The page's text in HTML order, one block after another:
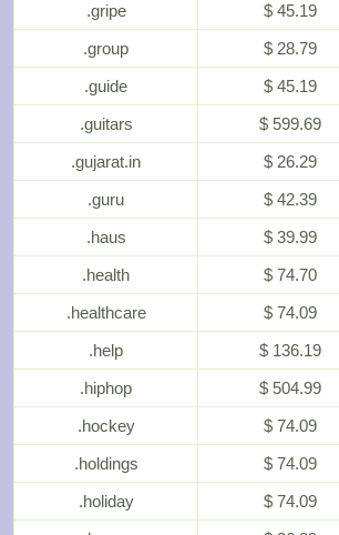
.gripe
$ 45.19
.group
$ 28.79
.guide
$ 45.19
.guitars
$ 599.69
.gujarat.in
$ 26.29
.guru
$ 42.39
.haus
$ 39.99
.health
$ 74.70
.healthcare
$ 74.09
.help
$ 136.19
.hiphop
$ 504.99
.hockey
$ 74.09
.holdings
$ 74.09
.holiday
$ 74.09